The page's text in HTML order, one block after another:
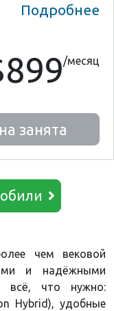
Подробнее
/месяц
занята
чем вековой
и надёжными
всё, что нужно:
Hybrid), удобные